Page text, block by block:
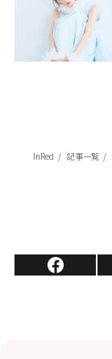
InRed 記事一覧